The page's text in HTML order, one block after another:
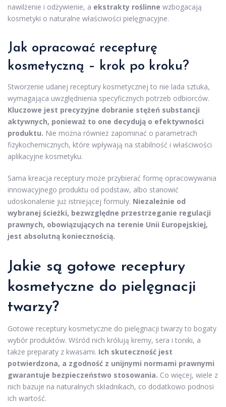
nawilżenie i odżywienie, a ekstrakty roślinne wzbogacają
kosmetyki o naturalne właściwości pielęgnacyjne.
Jak opracować recepturę
kosmetyczną – krok po kroku?
Stworzenie udanej receptury kosmetycznej to nie lada sztuka,
wymagająca uwzględnienia specyficznych potrzeb odbiorców.
Kluczowe jest precyzyjne dobranie stężeń substancji
aktywnych, ponieważ to one decydują o efektywności
produktu. Nie można również zapominać o parametrach
fizykochemicznych, które wpływają na stabilność i właściwości
aplikacyjne kosmetyku.
Sama kreacja receptury może przybierać formę opracowywania
innowacyjnego produktu od podstaw, albo stanowić
udoskonalenie już istniejącej formuły. Niezależnie od
wybranej ścieżki, bezwzględne przestrzeganie regulacji
prawnych, obowiązujących na terenie Unii Europejskiej,
jest absolutną koniecznością.
Jakie są gotowe receptury
kosmetyczne do pielęgnacji
twarzy?
Gotowe receptury kosmetyczne do pielęgnacji twarzy to bogaty
wybór produktów. Wśród nich królują kremy, sera i toniki, a
także preparaty z kwasami. Ich skuteczność jest
potwierdzona, a zgodność z unijnymi normami prawnymi
gwarantuje bezpieczeństwo stosowania. Co więcej, wiele z
nich bazuje na naturalnych składnikach, co dodatkowo podnosi
ich wartość.